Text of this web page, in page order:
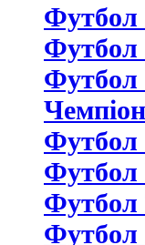
Футбол
Футбол
Футбол
Футбол
Футбол
Футбол